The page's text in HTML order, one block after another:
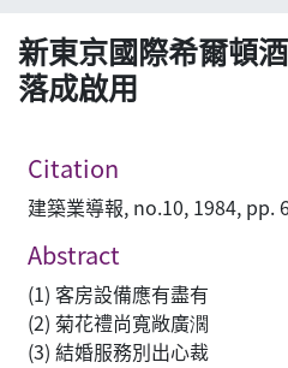
新東京國際希爾頓
落成啟用
Citation
建築業導報, no.10, 1984, pp.
Abstract
(1) 客房設備應有盡有
(2) 菊花禮尚寬敞廣濶
(3) 結婚服務別出心裁